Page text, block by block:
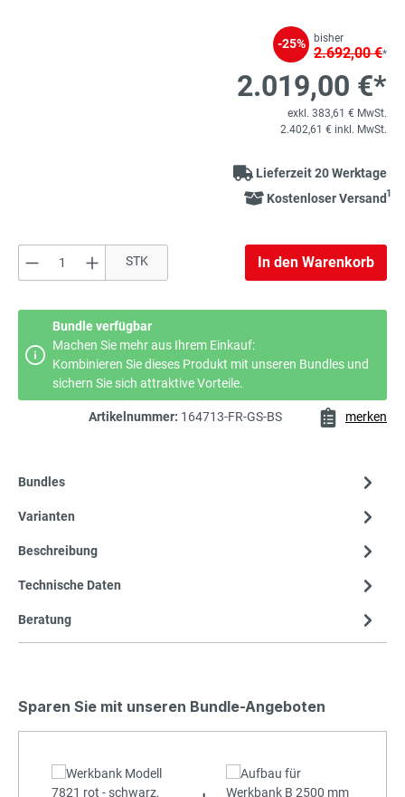
-25% bisher
2.692,00 €*
2.019,00 €*
exkl. 383,61 € MwSt.
2.402,61 € inkl. MwSt.
Lieferzeit 20 Werktage
Kostenloser Versand1
Produkt Anzahl: Gib den gewünschten
STK In den Warenkorb
Bundle verfügbar
Machen Sie mehr aus Ihrem Einkauf:
Kombinieren Sie dieses Produkt mit unseren Bundles und
sichern Sie sich attraktive Vorteile.
Artikelnummer: 164713-FR-GS-BS merken
Bundles
Varianten
Beschreibung
Technische Daten
Beratung
Sparen Sie mit unseren Bundle-Angeboten